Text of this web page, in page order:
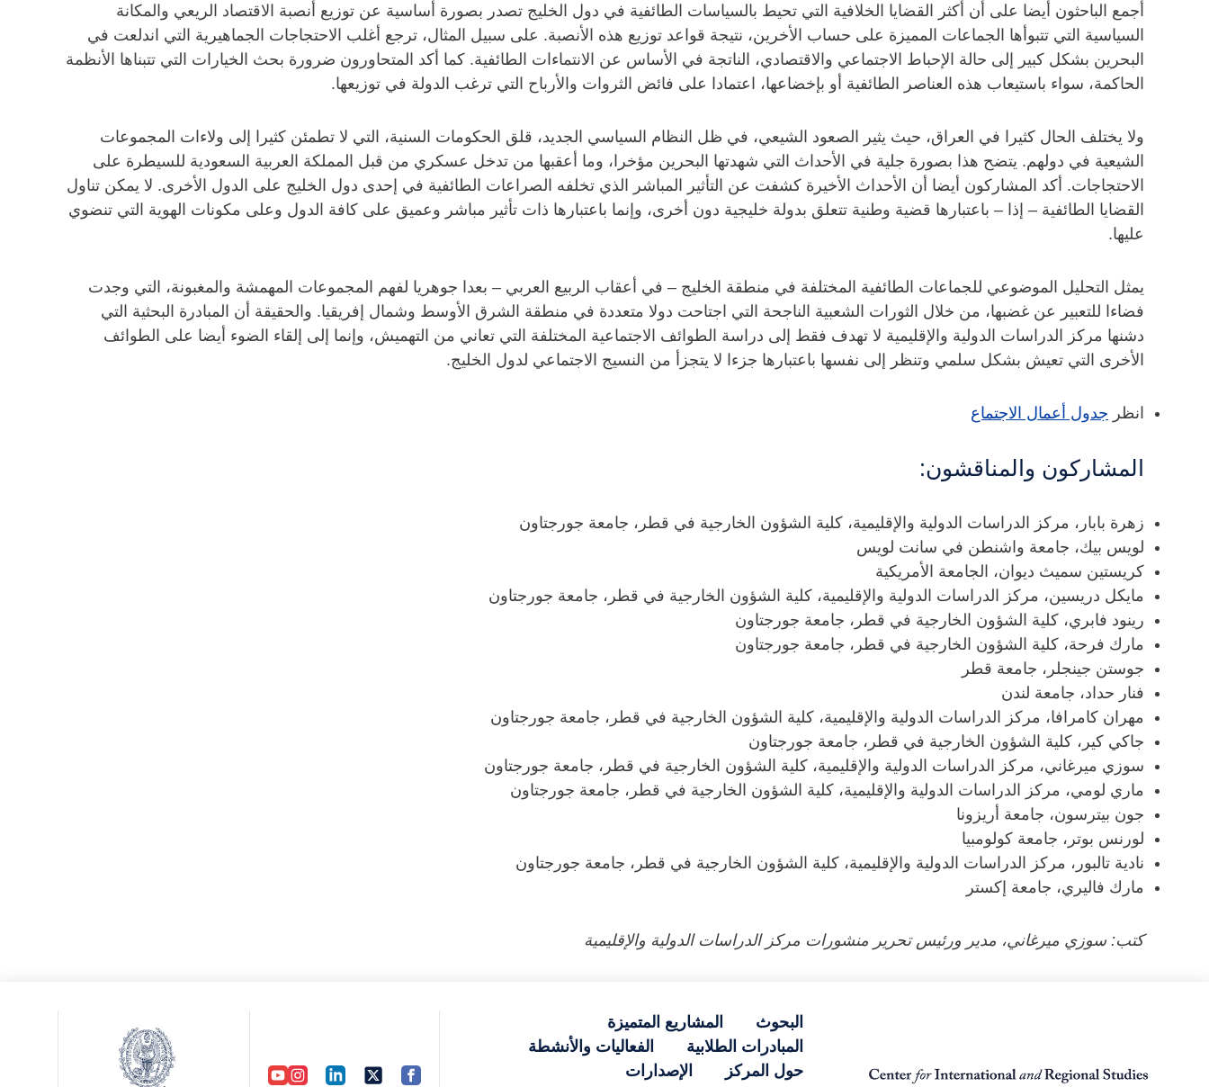
أجمع الباحثون أيضا على أن أكثر القضايا الخلافية التي تحيط بالسياسات الطائفية في دول الخليج تصدر بصورة أساسية عن توزيع أنصبة الاقتصاد الريعي والمكانة
السياسية التي تتبوأها الجماعات المميزة على حساب الأخرين، نتيجة قواعد توزيع هذه الأنصبة. على سبيل المثال، ترجع أغلب الاحتجاجات الجماهيرية التي اندلعت في
البحرين بشكل كبير إلى حالة الإحباط الاجتماعي والاقتصادي، الناتجة في الأساس عن الانتماءات الطائفية. كما أكد المتحاورون ضرورة بحث الخيارات التي تتبناها الأنظمة
الحاكمة، سواء باستيعاب هذه العناصر الطائفية أو بإخضاعها، اعتمادا على فائض الثروات والأرباح التي ترغب الدولة في توزيعها.
ولا يختلف الحال كثيرا في العراق، حيث يثير الصعود الشيعي، في ظل النظام السياسي الجديد، قلق الحكومات السنية، التي لا تطمئن كثيرا إلى ولاءات المجموعات
الشيعية في دولهم. يتضح هذا بصورة جلية في الأحداث التي شهدتها البحرين مؤخرا، وما أعقبها من تدخل عسكري من قبل المملكة العربية السعودية للسيطرة على
الاحتجاجات. أكد المشاركون أيضا أن الأحداث الأخيرة كشفت عن التأثير المباشر الذي تخلفه الصراعات الطائفية في إحدى دول الخليج على الدول الأخرى. لا يمكن تناول
القضايا الطائفية – إذا – باعتبارها قضية وطنية تتعلق بدولة خليجية دون أخرى، وإنما باعتبارها ذات تأثير مباشر وعميق على كافة الدول وعلى مكونات الهوية التي تنضوي
عليها.
يمثل التحليل الموضوعي للجماعات الطائفية المختلفة في منطقة الخليج – في أعقاب الربيع العربي – بعدا جوهريا لفهم المجموعات المهمشة والمغبونة، التي وجدت
فضاءا للتعبير عن غضبها، من خلال الثورات الشعبية الناجحة التي اجتاحت دولا متعددة في منطقة الشرق الأوسط وشمال إفريقيا. والحقيقة أن المبادرة البحثية التي
دشنها مركز الدراسات الدولية والإقليمية لا تهدف فقط إلى دراسة الطوائف الاجتماعية المختلفة التي تعاني من التهميش، وإنما إلى إلقاء الضوء أيضا على الطوائف
الأخرى التي تعيش بشكل سلمي وتنظر إلى نفسها باعتبارها جزءا لا يتجزأ من النسيج الاجتماعي لدول الخليج.
انظر جدول أعمال الاجتماع
المشاركون والمناقشون:
زهرة بابار، مركز الدراسات الدولية والإقليمية، كلية الشؤون الخارجية في قطر، جامعة جورجتاون
لويس بيك، جامعة واشنطن في سانت لويس
كريستين سميث ديوان، الجامعة الأمريكية
مايكل دريسين، مركز الدراسات الدولية والإقليمية، كلية الشؤون الخارجية في قطر، جامعة جورجتاون
رينود فابري، كلية الشؤون الخارجية في قطر، جامعة جورجتاون
مارك فرحة، كلية الشؤون الخارجية في قطر، جامعة جورجتاون
جوستن جينجلر، جامعة قطر
فنار حداد، جامعة لندن
مهران كامرافا، مركز الدراسات الدولية والإقليمية، كلية الشؤون الخارجية في قطر، جامعة جورجتاون
جاكي كير، كلية الشؤون الخارجية في قطر، جامعة جورجتاون
سوزي ميرغاني، مركز الدراسات الدولية والإقليمية، كلية الشؤون الخارجية في قطر، جامعة جورجتاون
ماري لومي، مركز الدراسات الدولية والإقليمية، كلية الشؤون الخارجية في قطر، جامعة جورجتاون
جون بيترسون، جامعة أريزونا
لورنس بوتر، جامعة كولومبيا
نادية تالبور، مركز الدراسات الدولية والإقليمية، كلية الشؤون الخارجية في قطر، جامعة جورجتاون
مارك فاليري، جامعة إكستر
كتب: سوزي ميرغاني، مدير ورئيس تحرير منشورات مركز الدراسات الدولية والإقليمية
البحوث
المشاريع المتميزة
المبادرات الطلابية
الفعاليات والأنشطة
حول المركز
الإصدارات